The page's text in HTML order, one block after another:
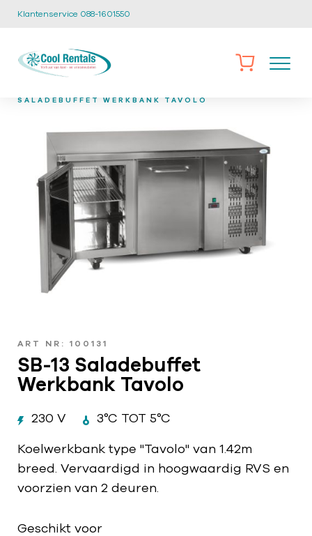
Klantenservice 088-1601550
SALADEBUFFET WERKBANK TAVOLO
ART NR: 100131
SB-13 Saladebuffet
Werkbank Tavolo
230 V 3°C TOT 5°C
Koelwerkbank type "Tavolo" van 1.42m
breed. Vervaardigd in hoogwaardig RVS en
voorzien van 2 deuren.
Geschikt voor